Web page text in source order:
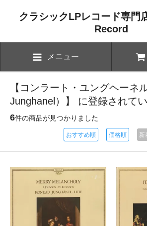
クラシックLPレコード専門
Record
メニュー
【コンラート・ユングヘーネ
Junghanel）】 に登録されて
6件の商品が見つかりました
おすすめ順 価格順 新